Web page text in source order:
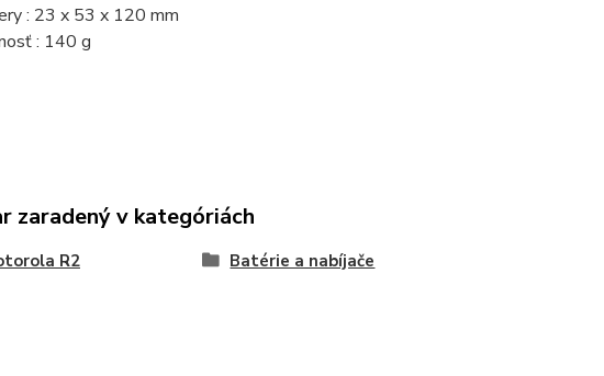
: 23 x 53 x 120 mm
: 140 g
zaradený v kategóriách
R2 Batérie a nabíjače